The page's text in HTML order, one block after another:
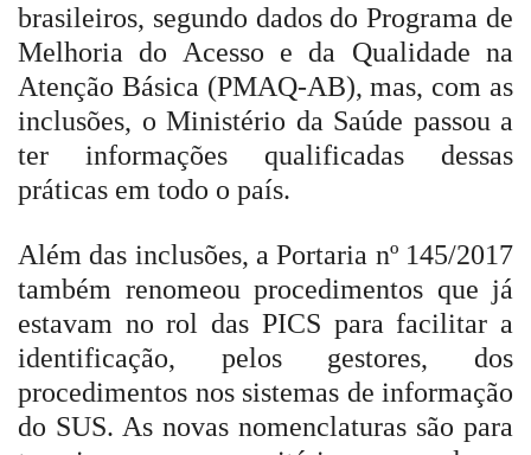
brasileiros, segundo dados do Programa de
Melhoria do Acesso e da Qualidade na
Atenção Básica (PMAQ-AB), mas, com as
inclusões, o Ministério da Saúde passou a
ter informações qualificadas dessas
práticas em todo o país.
Além das inclusões, a Portaria nº 145/2017
também renomeou procedimentos que já
estavam no rol das PICS para facilitar a
identificação, pelos gestores, dos
procedimentos nos sistemas de informação
do SUS. As novas nomenclaturas são para